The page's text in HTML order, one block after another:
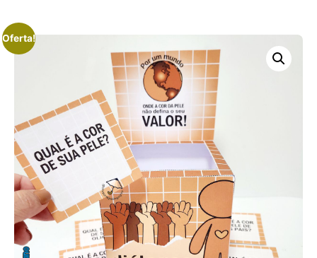
Oferta!